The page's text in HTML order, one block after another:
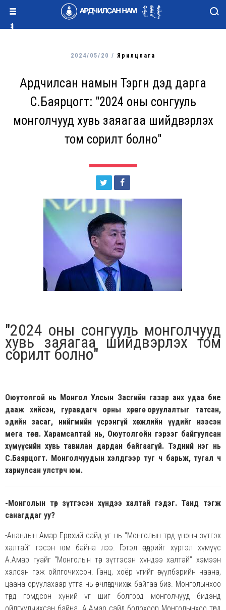
2024/05/20 / Ярилцлага
Ардчилсан намын Тэргүүн дэд дарга
С.Баярцогт: "2024 оны сонгууль
монголчууд хувь заяагаа шийдвэрлэх
том сорилт болно"
"2024 оны сонгууль монголчууд
хувь заяагаа шийдвэрлэх том
сорилт болно"
Оюутолгой нь Монгол Улсын Засгийн газар анх удаа бие
дааж хийсэн, гуравдагч орны хөрөнгө оруулалтыг татсан,
эдийн засаг, нийгмийн үсрэнгүй хөгжлийн үүдийг нээсэн
мега төсөл. Харамсалтай нь, Оюутолгойн гэрээг байгуулсан
хүмүүсийн хувь тавилан дардан байгаагүй. Тэдний нэг нь
С.Баярцогт. Монголчуудын хэлдгээр туг ч барьж, тугал ч
хариулсан улстөрч юм.
-Монголын төр зүтгэсэн хүндээ халтай гэдэг. Танд тэгж
санагддаг уу?
-Анандын Амар Ерөнхий сайд уг нь “Монголын төрд үнэнч зүтгэх
халтай” гэсэн юм байна лээ. Гэтэл өнөөдрийг хүртэл хүмүүс
А.Амар гуайг “Монголын төр зүтгэсэн хүндээ халтай” хэмээн
хэлсэн гэж ойлгочихсон. Ганц, хоёр үгийг өгүүлбэрийн наана,
цаана оруулахаар утга нь өөрчлөгдчихөж байгаа биз. Монголынхоо
төрд гомдсон хүний үг шиг болгоод монголчууд бидэнд